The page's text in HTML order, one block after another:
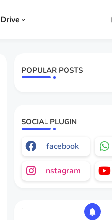
POPULAR POSTS
SOCIAL PLUGIN
facebook
instagram